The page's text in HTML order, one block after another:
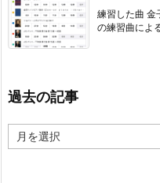
練習した曲 金
の練習曲によ
過去の記事
去